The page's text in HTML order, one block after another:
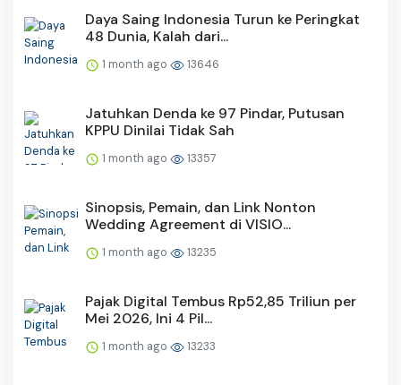
Daya Saing Indonesia Turun ke Peringkat
48 Dunia, Kalah dari...
1 month ago 13646
Jatuhkan Denda ke 97 Pindar, Putusan
KPPU Dinilai Tidak Sah
1 month ago 13357
Sinopsis, Pemain, dan Link Nonton
Wedding Agreement di VISIO...
1 month ago 13235
Pajak Digital Tembus Rp52,85 Triliun per
Mei 2026, Ini 4 Pil...
1 month ago 13233